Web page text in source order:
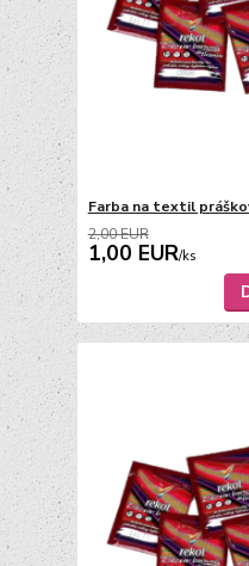
Farba na textil
2,00 EUR
1,00 EUR/ks